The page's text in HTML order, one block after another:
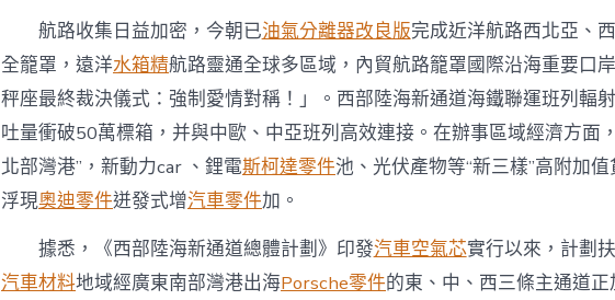
航路收集日益加密，今朝已油氣分離器改良版完成近洋航路西北亞、
全籠罩，遠洋水箱精航路靈通全球多區域，內貿航路籠罩國際沿海重要口
秤座最終裁決儀式：強制愛情對稱！」。西部陸海新通道海鐵聯運班列輻
吐量衝破50萬標箱，并與中歐、中亞班列高效連接。在辦事區域經濟方面
北部灣港”，新動力car 、鋰電斯柯達零件池、光伏產物等“新三樣”高附加
浮現奧迪零件迸發式增汽車零件加。
據悉，《西部陸海新通道總體計劃》印發汽車空氣芯實行以來，計劃
汽車材料地域經廣東南部灣港出海Porsche零件的東、中、西三條主通道